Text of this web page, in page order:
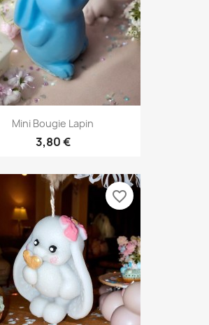
Aperçu rapide
Mini Bougie Lapin
3,80 €
favorite_border